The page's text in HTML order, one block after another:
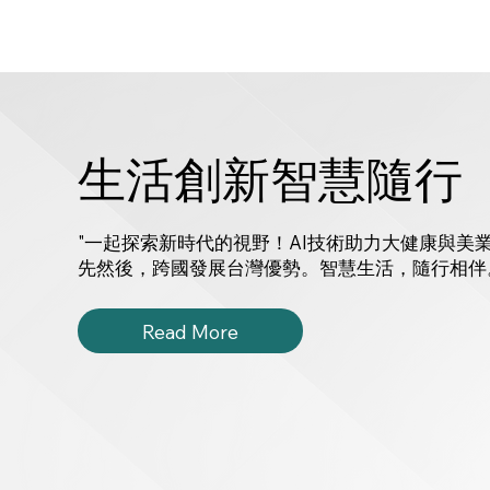
生活創新智慧隨行
"一起探索新時代的視野！AI技術助力大健康與美
先然後，跨國發展台灣優勢。智慧生活，隨行相
Read More